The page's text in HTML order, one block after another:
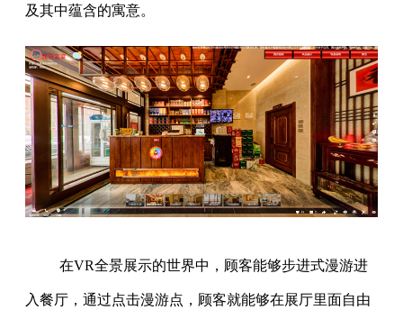
及其中蕴含的寓意。
在VR全景展示的世界中，顾客能够步进式漫游进
入餐厅，通过点击漫游点，顾客就能够在展厅里面自由